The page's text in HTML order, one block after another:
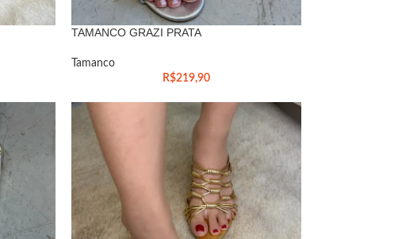
TAMANCO GRAZI PRATA
Tamanco
R$219,90